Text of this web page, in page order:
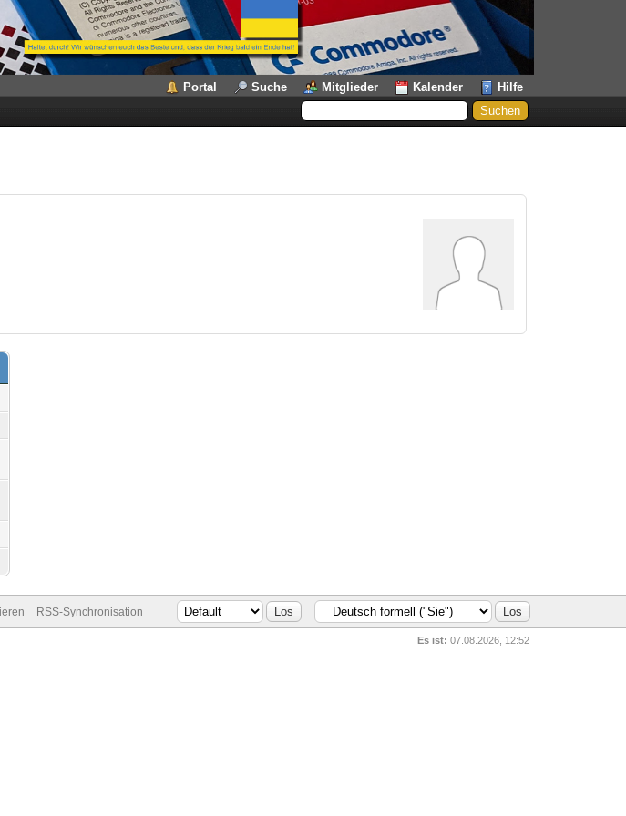
Portal Suche Mitglieder Kalender
Hilfe
RSS-Synchronisation
Es ist: 07.08.2026, 12:52